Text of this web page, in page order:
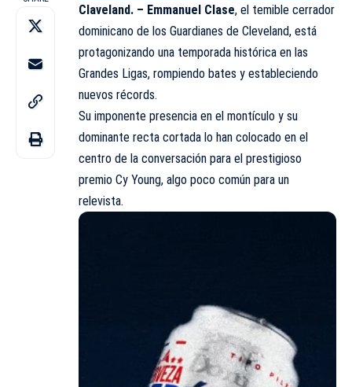
Claveland. – Emmanuel Clase, el temible cerrador
dominicano de los Guardianes de Cleveland, está
protagonizando una temporada histórica en las
Grandes Ligas, rompiendo bates y estableciendo
nuevos récords.
Su imponente presencia en el montículo y su
dominante recta cortada lo han colocado en el
centro de la conversación para el prestigioso
premio Cy Young, algo poco común para un
relevista.